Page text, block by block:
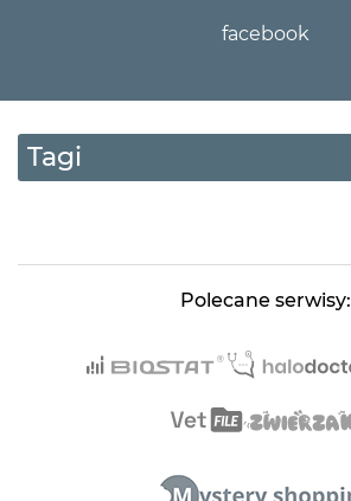
facebook
Tagi
Polecane serwisy: